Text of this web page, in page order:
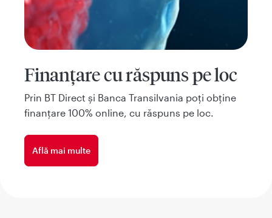
Finanțare cu răspuns pe loc
Prin BT Direct și Banca Transilvania poți obține
finanțare 100% online, cu răspuns pe loc.
Află mai multe